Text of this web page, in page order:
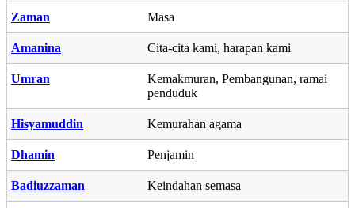
Zaman Masa
Amanina Cita-cita kami, harapan kami
Umran
Kemakmuran, Pembangunan, ramai
penduduk
Hisyamuddin Kemurahan agama
Dhamin Penjamin
Badiuzzaman Keindahan semasa